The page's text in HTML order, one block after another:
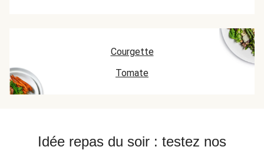
Courgette
Tomate
Idée repas du soir : testez nos